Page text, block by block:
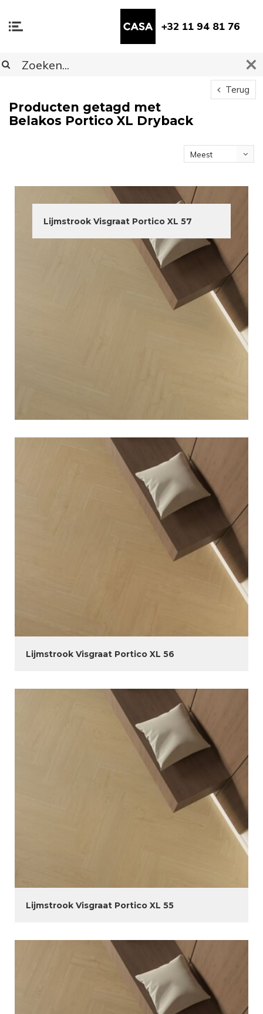
+32 11 94 81 76
Terug
Producten getagd met
Belakos Portico XL Dryback
Meest
Lijmstrook Visgraat Portico XL 57
Lijmstrook Visgraat Portico XL 56
Lijmstrook Visgraat Portico XL 55